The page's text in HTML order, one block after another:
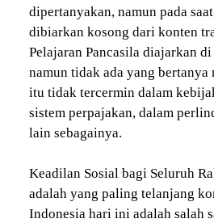
dipertanyakan, namun pada
dibiarkan kosong dari konten
Pelajaran Pancasila diajarkan
namun tidak ada yang
itu tidak tercermin dalam
sistem perpajakan, dalam
lain sebagainya.
Keadilan Sosial bagi Seluruh
adalah yang paling telanjang
Indonesia hari ini adalah salah